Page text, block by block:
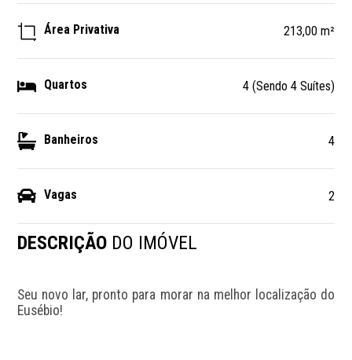
Área Privativa 213,00 m²
Quartos 4 (Sendo 4 Suítes)
Banheiros 4
Vagas 2
DESCRIÇÃO DO IMÓVEL
Seu novo lar, pronto para morar na melhor localização do
Eusébio!